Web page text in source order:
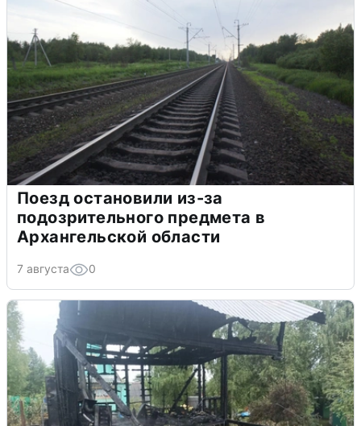
Поезд остановили из-за
подозрительного предмета в
Архангельской области
7 августа 0